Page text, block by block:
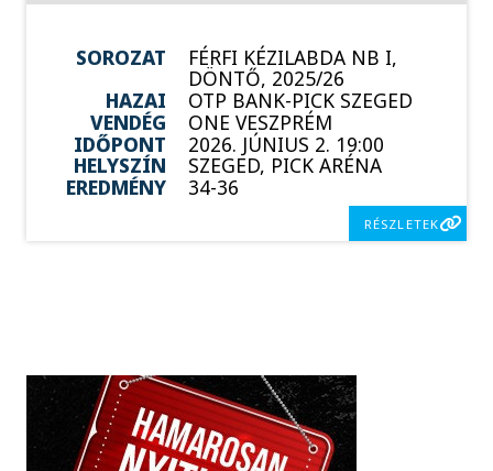
SOROZAT FÉRFI KÉZILABDA NB I,
DÖNTŐ, 2025/26
HAZAI
OTP BANK-PICK SZEGED
VENDÉG
ONE VESZPRÉM
IDŐPONT
2026. JÚNIUS 2. 19:00
HELYSZÍN
SZEGED, PICK ARÉNA
EREDMÉNY
34-36
RÉSZLETEK